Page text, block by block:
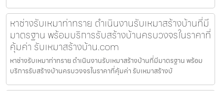
หาช่างรับเหมาท่าทราย ดำเนินงานรับเหมาสร้างบ้านที่มี
มาตรฐาน พร้อมบริการรับสร้างบ้านครบวงจรในราคาที่
คุ้มค่า รับเหมาสร้างบ้าน.com
หาช่างรับเหมาท่าทราย ดำเนินงานรับเหมาสร้างบ้านที่มีมาตรฐาน พร้อม
บริการรับสร้างบ้านครบวงจรในราคาที่คุ้มค่า รับเหมาสร้างบ้